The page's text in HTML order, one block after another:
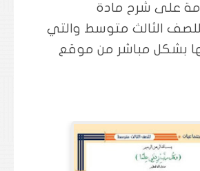
على شرح مادة
للصف الثالث متوسط والتي
بشكل مباشر من موقع